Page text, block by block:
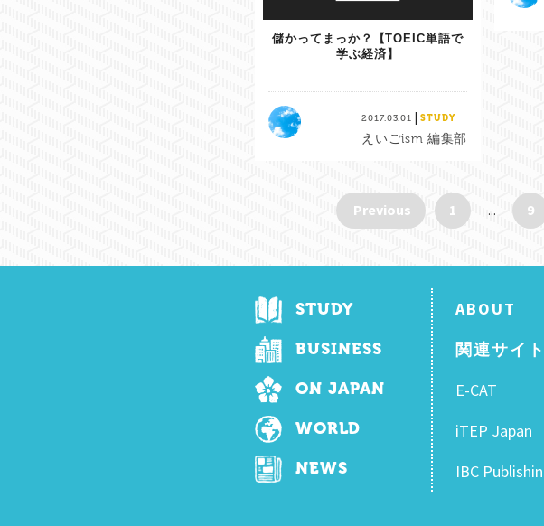
儲かってまっか？【TOEIC単語で
学ぶ経済】
2017.03.01 |STUDY
えいごism 編集部
Previous 1 ... 9
STUDY
BUSINESS
ON JAPAN
WORLD
NEWS
ABOUT
関連サイト
E-CAT
iTEP Japan
IBC